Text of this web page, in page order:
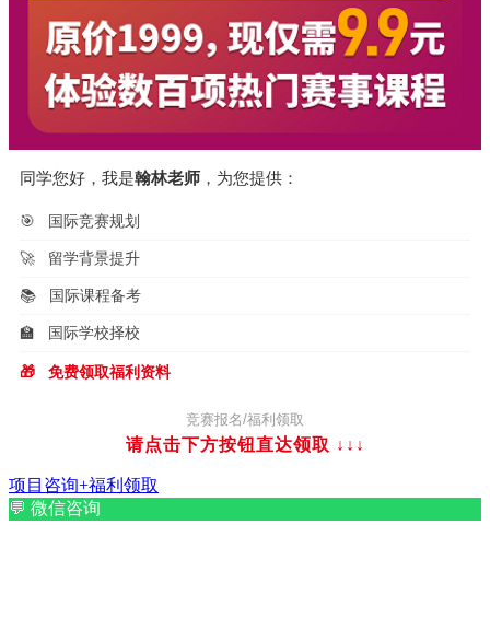
同学您好，我是翰林老师 ，为您提供：
🎯 国际竞赛规划
🚀 留学背景提升
📚 国际课程备考
🏫 国际学校择校
🎁 免费领取福利资料
竞赛报名/福利领取
请点击下方按钮直达领取 ↓↓↓
项目咨询+福利领取
💬 微信咨询